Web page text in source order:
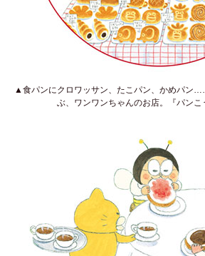
▲食パンにクロワッサン、たこパン、かめパン
ぶ、ワンワンちゃんのお店。『パンこ